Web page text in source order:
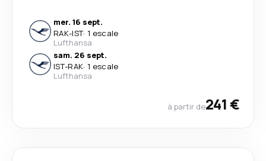
mer. 16 sept.
RAK-IST· 1 escale
Lufthansa
sam. 26 sept.
IST-RAK· 1 escale
Lufthansa
à partir de241 €